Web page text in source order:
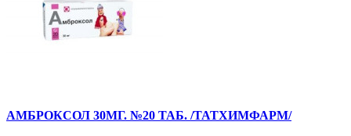
АМБРОКСОЛ 30МГ. №20 ТАБ. /ТАТХИМФАРМ/